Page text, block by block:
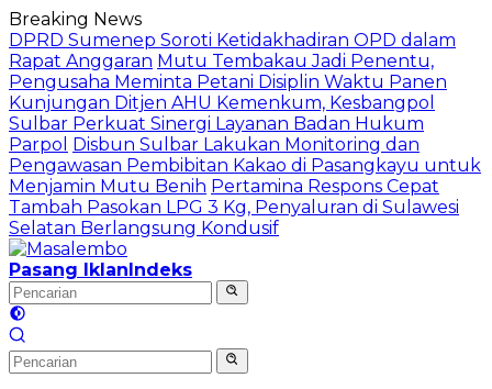
Langsung
ke
konten
Breaking News
DPRD Sumenep Soroti Ketidakhadiran OPD dalam
Rapat Anggaran Mutu Tembakau Jadi Penentu,
Pengusaha Meminta Petani Disiplin Waktu Panen
Kunjungan Ditjen AHU Kemenkum, Kesbangpol
Sulbar Perkuat Sinergi Layanan Badan Hukum
Parpol Disbun Sulbar Lakukan Monitoring dan
Pengawasan Pembibitan Kakao di Pasangkayu untuk
Menjamin Mutu Benih Pertamina Respons Cepat
Tambah Pasokan LPG 3 Kg, Penyaluran di Sulawesi
Selatan Berlangsung Kondusif
Pasang IklanIndeks